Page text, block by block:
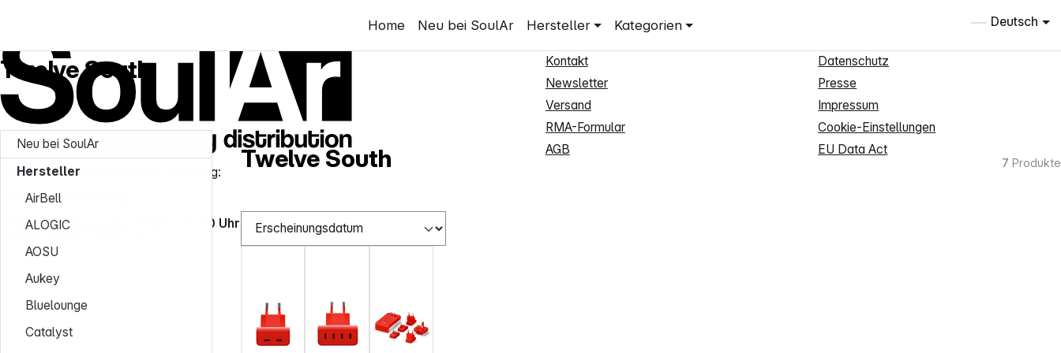
Deutsch
Home Neu bei SoulAr Hersteller Kategorien
Twelve South
Neu bei SoulAr
Hersteller
AirBell
ALOGIC
AOSU
Aukey
Bluelounge
Catalyst
Twelve South 7 Produkte
Telefonische Unterstützung & Beratung:
+49 951 30900-710
Montag bis Donnerstag:
10:00 – 16:00 Uhr
Kontakt
Newsletter
Versand
RMA-Formular
AGB
Datenschutz
Presse
Impressum
Cookie-Einstellungen
EU Data Act